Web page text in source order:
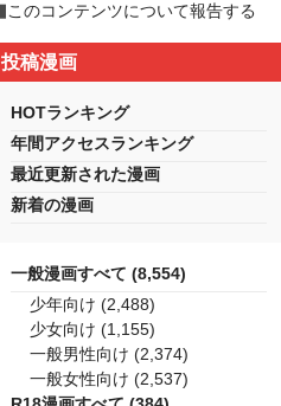
このコンテンツについて報告する
投稿漫画
HOTランキング
年間アクセスランキング
最近更新された漫画
新着の漫画
一般漫画すべて (8,554)
少年向け (2,488)
少女向け (1,155)
一般男性向け (2,374)
一般女性向け (2,537)